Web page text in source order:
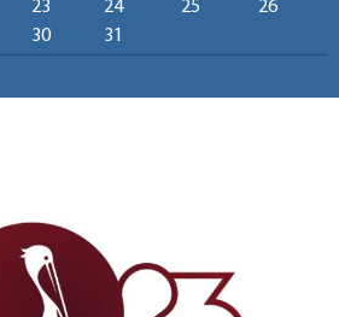
23 24 25
26
30 31